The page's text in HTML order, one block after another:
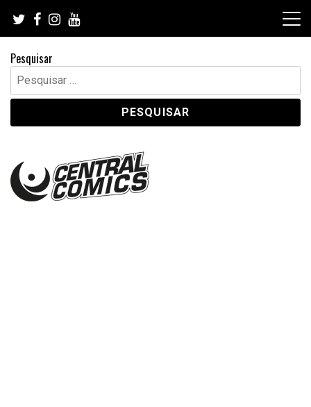
content
Pesquisar
Pesquisar
por: